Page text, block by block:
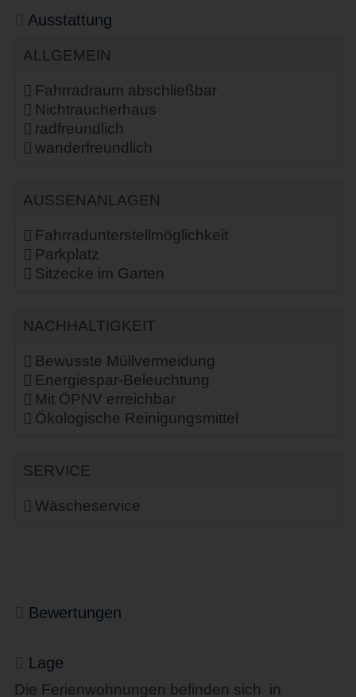
Ausstattung
ALLGEMEIN
Fahrradraum abschließbar
Nichtraucherhaus
radfreundlich
wanderfreundlich
AUSSENANLAGEN
Fahrradunterstellmöglichkeit
Parkplatz
Sitzecke im Garten
NACHHALTIGKEIT
Bewusste Müllvermeidung
Energiespar-Beleuchtung
Mit ÖPNV erreichbar
Ökologische Reinigungsmittel
SERVICE
Wäscheservice
Bewertungen
Lage
Die Ferienwohnungen befinden sich in